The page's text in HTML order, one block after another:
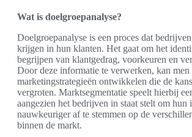
Wat is doelgroepanalyse?
Doelgroepanalyse is een proces dat
krijgen in hun klanten. Het gaat om het
begrijpen van klantgedrag, voorkeuren en
Door deze informatie te verwerken, kan men
marketingstrategieën ontwikkelen die de
vergroten. Marktsegmentatie speelt hierbij
aangezien het bedrijven in staat stelt om hun
nauwkeuriger af te stemmen op de
binnen de markt.